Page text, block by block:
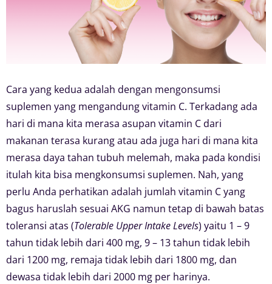
Cara yang kedua adalah dengan mengonsumsi
suplemen yang mengandung vitamin C. Terkadang ada
hari di mana kita merasa asupan vitamin C dari
makanan terasa kurang atau ada juga hari di mana kita
merasa daya tahan tubuh melemah, maka pada kondisi
itulah kita bisa mengkonsumsi suplemen. Nah, yang
perlu Anda perhatikan adalah jumlah vitamin C yang
bagus haruslah sesuai AKG namun tetap di bawah batas
toleransi atas (Tolerable Upper Intake Levels) yaitu 1 – 9
tahun tidak lebih dari 400 mg, 9 – 13 tahun tidak lebih
dari 1200 mg, remaja tidak lebih dari 1800 mg, dan
dewasa tidak lebih dari 2000 mg per harinya.